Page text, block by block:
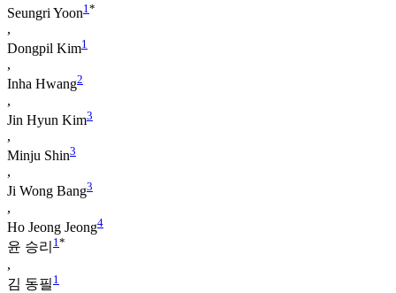
Seungri Yoon1 *
,
Dongpil Kim1
,
Inha Hwang2
,
Jin Hyun Kim3
,
Minju Shin3
,
Ji Wong Bang3
,
Ho Jeong Jeong4
윤 승리 1 *
,
김 동필 1